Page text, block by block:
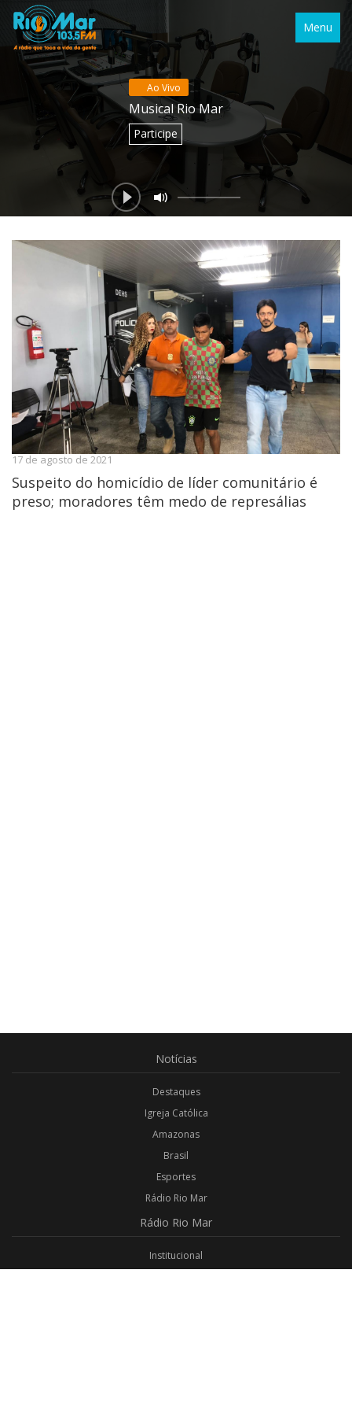
Menu
Ao Vivo
Musical Rio Mar
Participe
17 de agosto de 2021
Suspeito do homicídio de líder comunitário é
preso; moradores têm medo de represálias
Notícias
Destaques
Igreja Católica
Amazonas
Brasil
Esportes
Rádio Rio Mar
Rádio Rio Mar
Institucional